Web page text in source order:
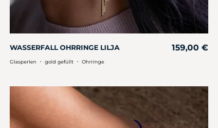
WASSERFALL OHRRINGE LILJA 159,00 €
Glasperlen ・ gold gefüllt ・ Ohrringe